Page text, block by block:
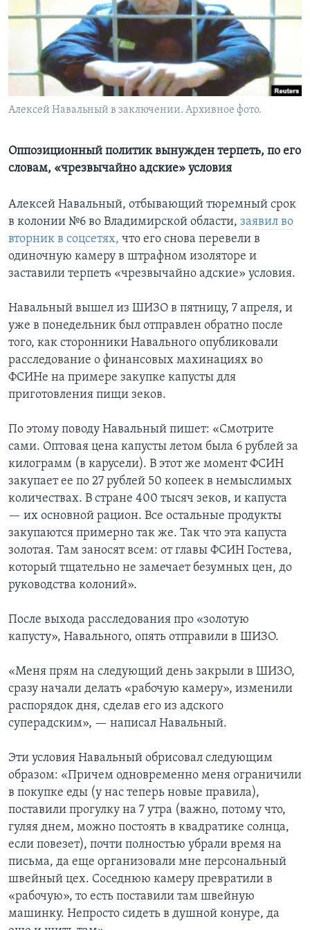
Learning English
СОЦИАЛЬНЫЕ СЕТИ
Алексей Навальный в заключении. Архивное фото.
Оппозиционный политик вынужден терпеть, по его
словам, «чрезвычайно адские» условия
Алексей Навальный, отбывающий тюремный срок
в колонии №6 во Владимирской области, заявил во
вторник в соцсетях, что его снова перевели в
одиночную камеру в штрафном изоляторе и
заставили терпеть «чрезвычайно адские» условия.
Навальный вышел из ШИЗО в пятницу, 7 апреля, и
уже в понедельник был отправлен обратно после
того, как сторонники Навального опубликовали
расследование о финансовых махинациях во
ФСИНе на примере закупке капусты для
приготовления пищи зеков.
По этому поводу Навальный пишет: «Смотрите
сами. Оптовая цена капусты летом была 6 рублей за
килограмм (в карусели). В этот же момент ФСИН
закупает ее по 27 рублей 50 копеек в немыслимых
количествах. В стране 400 тысяч зеков, и капуста
— их основной рацион. Все остальные продукты
закупаются примерно так же. Так что эта капуста
золотая. Там заносят всем: от главы ФСИН Гостева,
который тщательно не замечает безумных цен, до
руководства колоний».
После выхода расследования про «золотую
капусту», Навального, опять отправили в ШИЗО.
«Меня прям на следующий день закрыли в ШИЗО,
сразу начали делать «рабочую камеру», изменили
распорядок дня, сделав его из адского
суперадским», — написал Навальный.
Эти условия Навальный обрисовал следующим
образом: «Причем одновременно меня ограничили
в покупке еды (у нас теперь новые правила),
поставили прогулку на 7 утра (важно, потому что,
гуляя днем, можно постоять в квадратике солнца,
если повезет), почти полностью убрали время на
письма, да еще организовали мне персональный
швейный цех. Соседнюю камеру превратили в
«рабочую», то есть поставили там швейную
машинку. Непросто сидеть в душной конуре, да